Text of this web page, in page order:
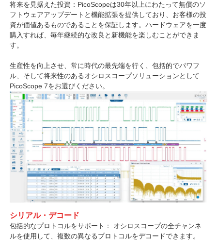
将来を見据えた投資：PicoScopeは30年以上にわたって無償のソ
フトウェアアップデートと機能拡張を提供しており、お客様の投
資が価値あるものであることを保証します。ハードウェアを一度
購入すれば、毎年継続的な改良と新機能を楽しむことができま
す。
生産性を向上させ、常に時代の最先端を行く、包括的でパワフ
ル、そして将来性のあるオシロスコープソリューションとして
PicoScope 7をお選びください。
シリアル・デコード
包括的なプロトコルをサポート： オシロスコープの全チャンネ
ルを使用して、複数の異なるプロトコルをデコードできます。